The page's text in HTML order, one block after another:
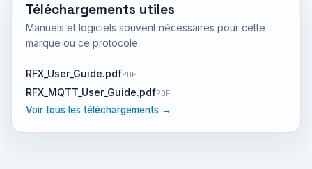
Téléchargements utiles
Manuels et logiciels souvent nécessaires pour cette
marque ou ce protocole.
RFX_User_Guide.pdfPDF
RFX_MQTT_User_Guide.pdfPDF
Voir tous les téléchargements →